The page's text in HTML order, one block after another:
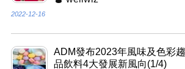
2022-12-16
ADM發布2023年風味及色彩
品飲料4大發展新風向(1/4)